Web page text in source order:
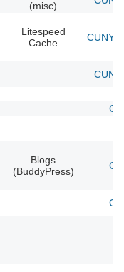
(misc)
Litespeed
Cache
CUNY
Blogs
(BuddyPress)